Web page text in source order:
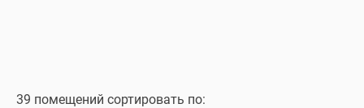
39 помещений сортировать по: